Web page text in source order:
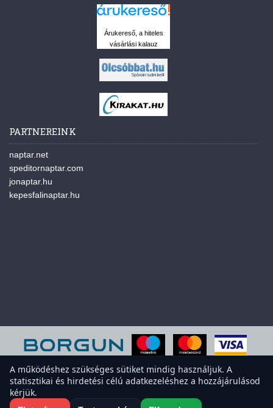
Árukereső, a hiteles
vásárlási kalauz
PARTNEREINK
naptar.net
speditornaptar.com
jonaptar.hu
kepesfalinaptar.hu
A működéshez szükséges sütiket mindig használjuk. A
statisztikai és hirdetési célú adatkezeléshez a hozzájárulásod
kérjük.A weboldal sütiket használ a felhasználói élmény javítása érdekében.
Elfogadod a sütiket?